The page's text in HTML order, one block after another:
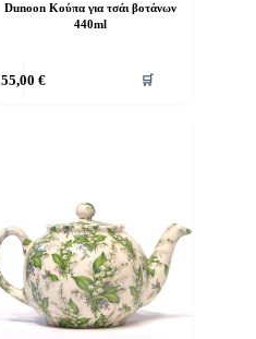
Dunoon Κούπα για τσάι βοτάνων
440ml
55,00 € 🛒